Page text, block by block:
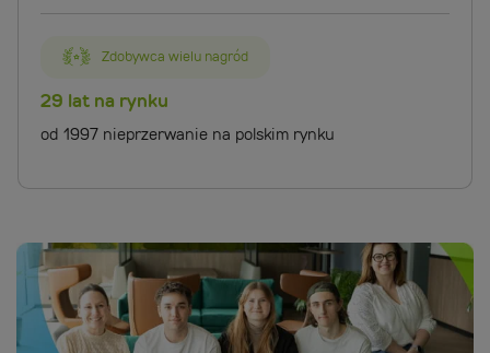
Zdobywca wielu nagród
29 lat na rynku
od 1997 nieprzerwanie na polskim rynku